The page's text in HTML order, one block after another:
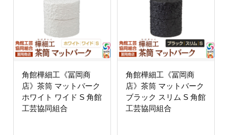
角館樺細工《冨岡商
店》茶筒 マットバーク
ホワイト ワイド S 角館
工芸協同組合
角館樺細工《冨岡商
店》茶筒 マットバーク
ブラック スリム S 角館
工芸協同組合